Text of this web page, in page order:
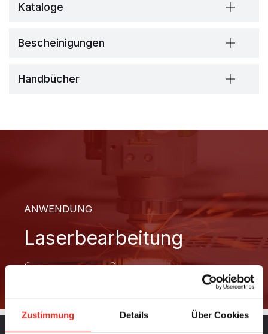
Zustimmung Details Über Cookies
Kataloge
Bescheinigungen
Handbücher
ANWENDUNG
Laserbearbeitung